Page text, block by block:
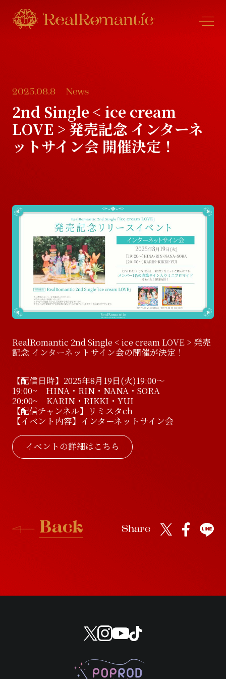
N e
News
Profle
Profle
Schedule
Schedule
Discography
Discography
Vid eo
Video
Goods
Goods
2025.08.8 News
2nd Single < ice cream
LOVE > 発売記念 インターネ
ットサイン会 開催決定！
RealRomantic 2nd Single < ice cream LOVE > 発売
記念 インターネットサイン会の開催が決定！
【配信日時】2025年8月19日(火)19:00～
19:00~ HINA・RIN・NANA・SORA
20:00~ KARIN・RIKKI・YUI
【配信チャンネル】リミスタch
【イベント内容】インターネットサイン会
イベントの詳細はこちら
Back
Share